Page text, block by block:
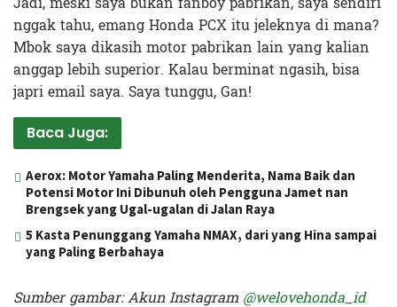
nggak tahu, emang Honda PCX itu jeleknya di mana?
Mbok saya dikasih motor pabrikan lain yang kalian
anggap lebih superior. Kalau berminat ngasih, bisa
japri email saya. Saya tunggu, Gan!
Baca Juga:
Aerox: Motor Yamaha Paling Menderita, Nama Baik dan
Potensi Motor Ini Dibunuh oleh Pengguna Jamet nan
Brengsek yang Ugal-ugalan di Jalan Raya
5 Kasta Penunggang Yamaha NMAX, dari yang Hina sampai
yang Paling Berbahaya
Sumber gambar: Akun Instagram @welovehonda_id